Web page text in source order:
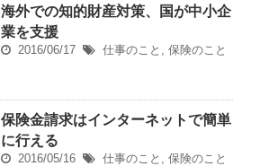
海外での知的財産対策、国が中小企
業を支援
2016/06/17 仕事のこと , 保険のこと
保険金請求はインターネットで簡単
に行える
2016/05/16 仕事のこと , 保険のこと